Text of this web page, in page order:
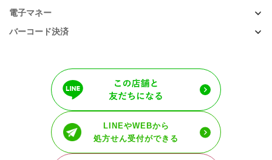
電子マネー
バーコード決済
LINEやWEBから
処方せん受付ができる